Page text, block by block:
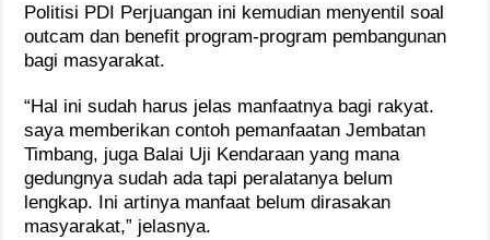
Politisi PDI Perjuangan ini kemudian menyentil soal
outcam dan benefit program-program pembangunan
bagi masyarakat.
“Hal ini sudah harus jelas manfaatnya bagi rakyat.
saya memberikan contoh pemanfaatan Jembatan
Timbang, juga Balai Uji Kendaraan yang mana
gedungnya sudah ada tapi peralatanya belum
lengkap. Ini artinya manfaat belum dirasakan
masyarakat,” jelasnya.